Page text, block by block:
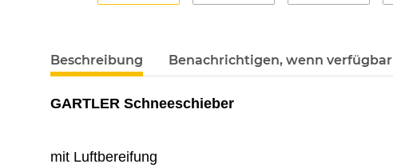
Beschreibung Benachrichtigen, wenn verfügbar
GARTLER Schneeschieber
mit Luftbereifung